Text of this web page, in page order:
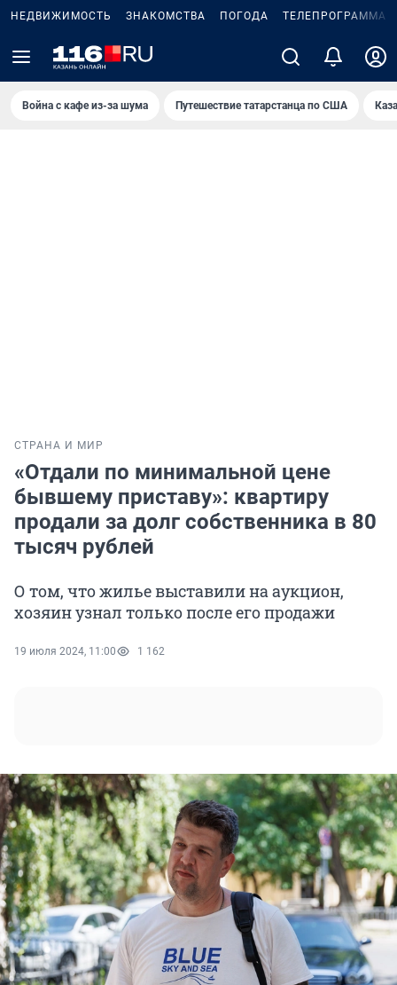
НЕДВИЖИМОСТЬ ЗНАКОМСТВА ПОГОДА ТЕЛЕПРОГРАММА
Война с кафе из-за шума Путешествие татарстанца по США
СТРАНА И МИР
«Отдали по минимальной цене
бывшему приставу»: квартиру
продали за долг собственника в 80
тысяч рублей
О том, что жилье выставили на аукцион,
хозяин узнал только после его продажи
19 июля 2024, 11:00 1 162